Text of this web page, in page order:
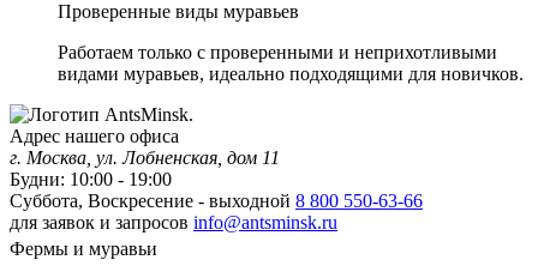
Проверенные виды муравьев
Работаем только с проверенными и неприхотливыми
видами муравьев, идеально подходящими для новичков.
Адрес нашего офиса
г. Москва, ул. Лобненская, дом 11
Будни: 10:00 - 19:00
Суббота, Воскресение - выходной 8 800 550-63-66
для заявок и запросов info@antsminsk.ru
Фермы и муравьи